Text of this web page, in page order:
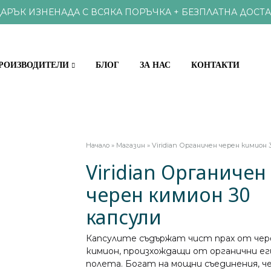
ИЗНЕНАДА С ВСЯКА ПОРЪЧКА + БЕЗПЛАТНА
ПРОБИОТИЦИ
ВИТАМИНИ И
НАТУРАЛНИ
БЛОГ ЗА НАС КОНТАКТИ
Начало» Магазин » Viridian Органичен черен кимион
Viridian Органичен
черен кимион 30
капсули
Капсулите съдържат чист прах от
кимион, произхождащи от органични
полета. Богат на мощни съединения,